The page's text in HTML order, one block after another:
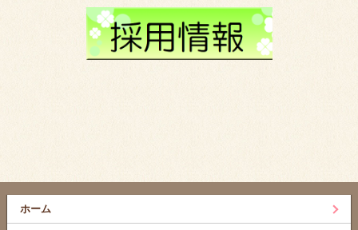
ホーム